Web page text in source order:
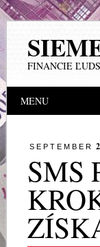
FINANCIE
Main
MENU
SEPTEMBER
SMS